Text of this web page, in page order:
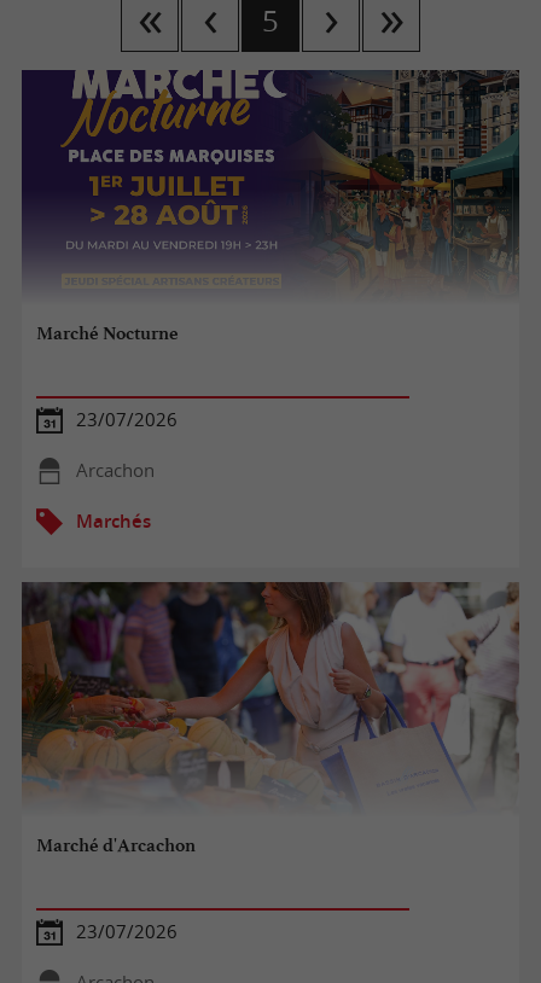
5
Marché Nocturne
23/07/2026
Arcachon
Marchés
Marché d'Arcachon
23/07/2026